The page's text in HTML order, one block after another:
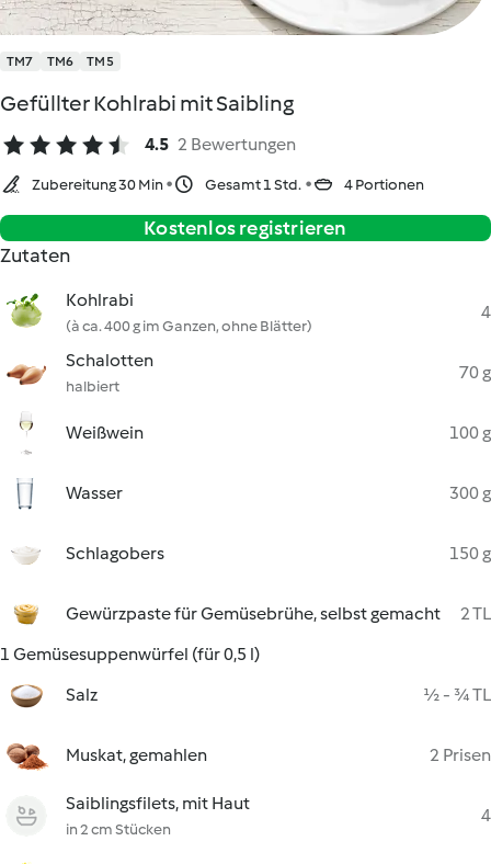
TM7 TM6 TM5
Gefüllter Kohlrabi mit Saibling
4.5 2 Bewertungen
Zubereitung 30 Min Gesamt 1 Std. 4 Portionen
Kostenlos registrieren
Zutaten
Kohlrabi
(à ca. 400 g im Ganzen, ohne Blätter)
4
Schalotten
halbiert
70 g
Weißwein 100 g
Wasser 300 g
Schlagobers 150 g
Gewürzpaste für Gemüsebrühe, selbst gemacht
2 TL
1 Gemüsesuppenwürfel (für 0,5 l)
Salz
½ - ¾ TL
Muskat, gemahlen 2 Prisen
Saiblingsfilets, mit Haut
in 2 cm Stücken
4